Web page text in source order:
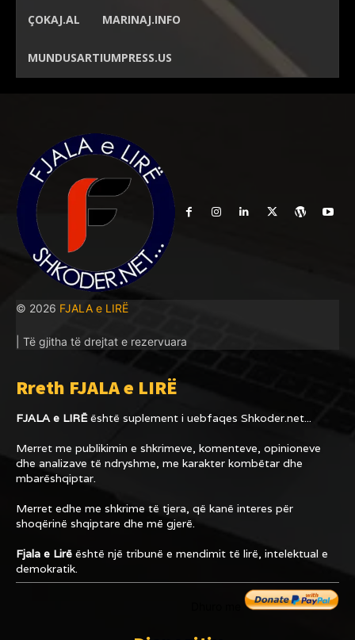
ÇOKAJ.AL MARINAJ.INFO
MUNDUSARTIUMPRESS.US
© 2026 FJALA e LIRË
| Të gjitha të drejtat e rezervuara
Rreth FJALA e LIRË
FJALA e LIRËështë suplement i uebfaqes Shkoder.net...
Merret me publikimin e shkrimeve, komenteve, opinioneve
dhe analizave të ndryshme, me karakter kombëtar dhe
mbarëshqiptar.
Merret edhe me shkrime të tjera, që kanë interes për
shoqërinë shqiptare dhe më gjerë.
Fjala e Lirë është një tribunë e mendimit të lirë, intelektual e
demokratik.